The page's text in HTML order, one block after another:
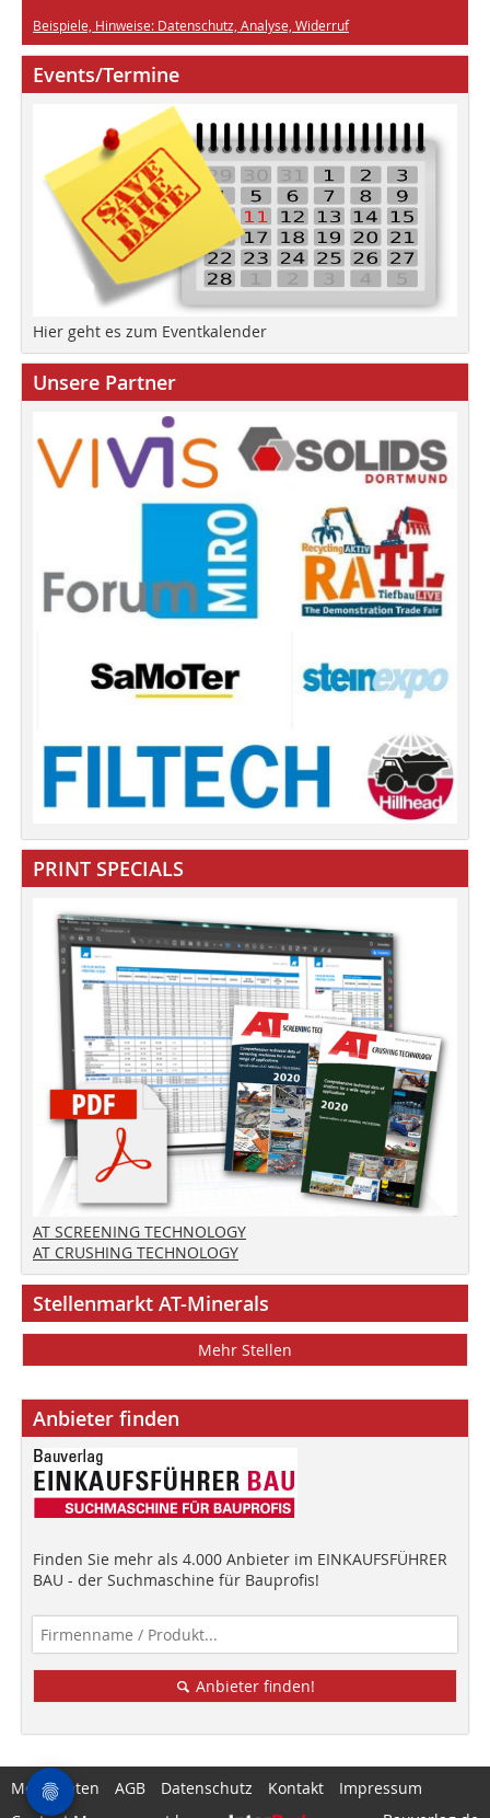
Beispiele, Hinweise: Datenschutz, Analyse, Widerruf
Events/Termine
Hier geht es zum Eventkalender
Unsere Partner
PRINT SPECIALS
AT SCREENING TECHNOLOGY
AT CRUSHING TECHNOLOGY
Stellenmarkt AT-Minerals
Mehr Stellen
Anbieter finden
Finden Sie mehr als 4.000 Anbieter im EINKAUFSFÜHRER
BAU - der Suchmaschine für Bauprofis!
Anbieter finden!
Mediadaten AGB Datenschutz Kontakt
Impressum